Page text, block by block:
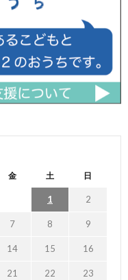
金 土 日
1 2
7 8 9
14 15 16
21 22 23